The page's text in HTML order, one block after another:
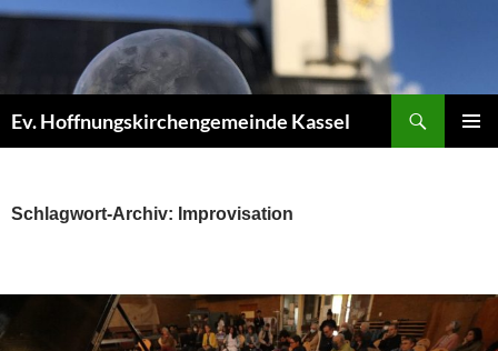
Zum
Ev. Hoffnungskirchengemeinde Kassel
Schlagwort-Archiv: Improvisation